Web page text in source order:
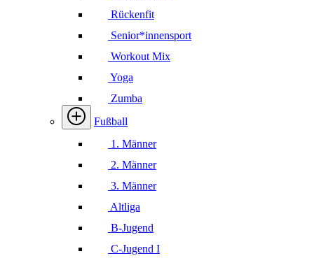
Rückenfit
Senior*innensport
Workout Mix
Yoga
Zumba
Fußball
1. Männer
2. Männer
3. Männer
Altliga
B-Jugend
C-Jugend I